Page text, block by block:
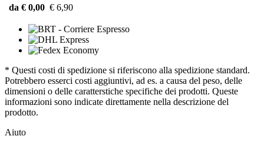
da € 0,00 € 6,90
* Questi costi di spedizione si riferiscono alla spedizione standard.
Potrebbero esserci costi aggiuntivi, ad es. a causa del peso, delle
dimensioni o delle caratterstiche specifiche dei prodotti. Queste
informazioni sono indicate direttamente nella descrizione del
prodotto.
Aiuto